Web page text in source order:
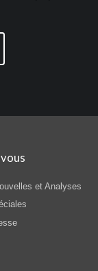
et Analyses